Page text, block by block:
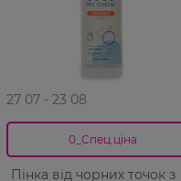
27 07 - 23 08
0_Спец.ціна
Пінка від чорних точок з